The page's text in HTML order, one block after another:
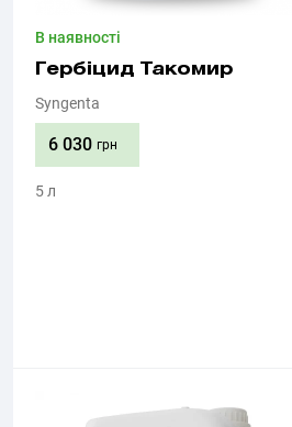
В наявності
Гербіцид Такомир
Syngenta
6 030 грн
5 л